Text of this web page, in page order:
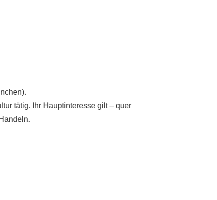
tätig. Ihr Hauptinteresse gilt – quer